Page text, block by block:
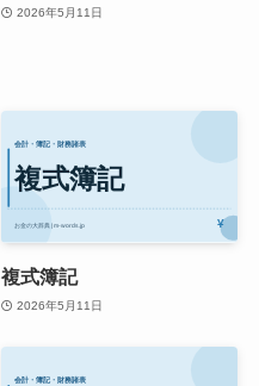
2026年5月11日
複式簿記
2026年5月11日